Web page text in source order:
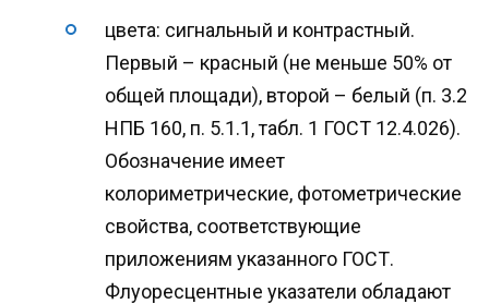
цвета: сигнальный и контрастный.
Первый – красный (не меньше 50% от
общей площади), второй – белый (п. 3.2
НПБ 160, п. 5.1.1, табл. 1 ГОСТ 12.4.026).
Обозначение имеет
колориметрические, фотометрические
свойства, соответствующие
приложениям указанного ГОСТ.
Флуоресцентные указатели обладают